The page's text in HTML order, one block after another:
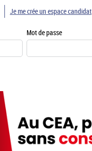
Mot de passe
Je me crée un espace candidat